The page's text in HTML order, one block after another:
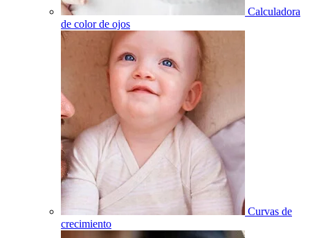
Calculadora
de color de ojos
Curvas de
crecimiento